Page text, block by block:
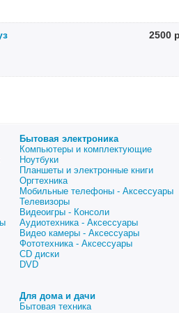
2500
Бытовая электроника
Компьютеры и комплектующие
Ноутбуки
Планшеты и электронные книги
Оргтехника
Мобильные телефоны - Аксессуары
Телевизоры
Видеоигры - Консоли
Аудиотехника - Аксессуары
Видео камеры - Аксессуары
Фототехника - Аксессуары
CD диски
DVD
Для дома и дачи
Бытовая техника